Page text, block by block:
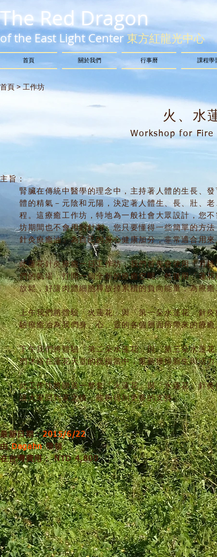
The Red Dragon
of the East Light Center東方紅龍光中心
首頁 關於我們 行事曆 課程學
主旨：
腎臟在傳統中醫學的理念中，主持著人體的生長、
體的精氣－元陰和元陽，決定著人體生、長、壯、
程。這療癒工作坊，特地為一般社會大眾設計，您
坊期間也不會用到針刺，您只要懂得一些簡單的方
針灸療癒油」為自己的身心健康加分，非常適合用
此蓮花針灸療癒一日工作坊，我們首先會使用「月
們的氣場，打開一個全新的療癒空間。然後用「蓮
放鬆，好讓肉體細胞釋放掉累積的負向能量，為療
上午我們將體驗「火蓮花」與「第一朵水蓮花」針
驗療癒油為我們身、心、靈的各個層面所帶來的療癒
下午我們將體驗「第二朵水蓮花」與「第三朵水蓮
們沐浴在蓮花天堂的祝福當中，重新獲得新生與活力
此工作坊將贈送一整套「火蓮花」與「水蓮花」針
讓大家回到家之後，能夠得到更多的支持。
最新日期：2015/6/22
由Dagahn帶領
在台灣費用： NTD 4,800
火、水
Workshop for Fire
首頁 > 工作坊